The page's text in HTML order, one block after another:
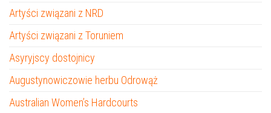
Artyści związani z NRD
Artyści związani z Toruniem
Asyryjscy dostojnicy
Augustynowiczowie herbu Odrowąż
Australian Women’s Hardcourts